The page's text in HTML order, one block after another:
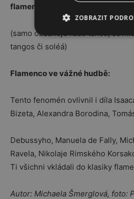
flamenco intermedio
(samo obsahuje řadu tanců;
tangos či soléá)
Flamenco ve vážné hudbě:
Tento fenomén ovlivnil i díla
Bizeta, Alexandra Borodina,
Debussyho, Manuela de Fally,
Ravela, Nikolaje Rimského
Ti všichni vkládali do klasiky
Autor: Michaela Šmerglová, foto:
ZOBRAZIT